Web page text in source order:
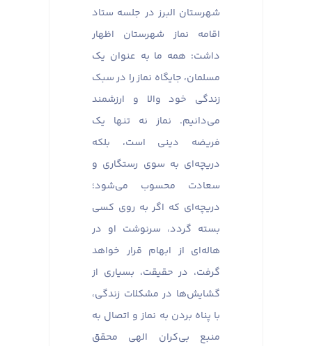
شهرستان البرز در جلسه ستاد
اقامه نماز شهرستان اظهار
داشت: همه ما به عنوان یک
مسلمان، جایگاه نماز را در سبک
زندگی خود والا و ارزشمند
می‌دانیم. نماز نه تنها یک
فریضه دینی است، بلکه
دریچه‌ای به سوی رستگاری و
سعادت محسوب می‌شود؛
دریچه‌ای که اگر به روی کسی
بسته گردد، سرنوشت او در
هاله‌ای از ابهام قرار خواهد
گرفت، در حقیقت، بسیاری از
گشایش‌ها در مشکلات زندگی،
با پناه بردن به نماز و اتصال به
منبع بی‌کران الهی محقق